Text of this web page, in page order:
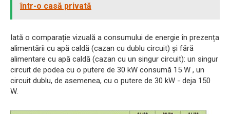
într-o casă privată
Iată o comparație vizuală a consumului de energie în prezența
alimentării cu apă caldă (cazan cu dublu circuit) și fără
alimentare cu apă caldă (cazan cu un singur circuit): un singur
circuit de podea cu o putere de 30 kW consumă 15 W , un
circuit dublu, de asemenea, cu o putere de 30 kW - deja 150
W.